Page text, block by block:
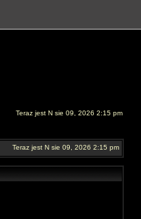
Teraz jest N sie 09, 2026 2:15 pm
Teraz jest N sie 09, 2026 2:15 pm